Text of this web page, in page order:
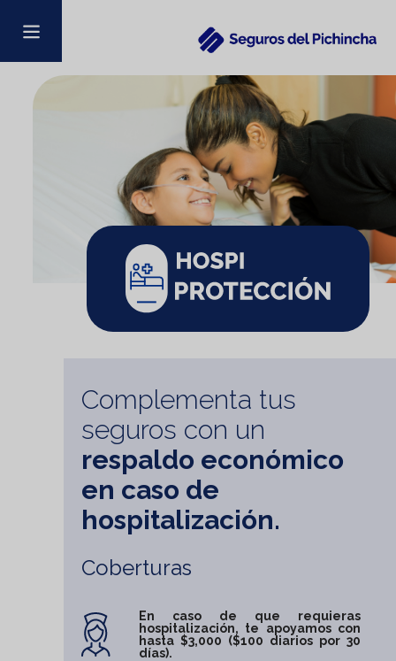
Complementa tus
seguros con un
respaldo económico
en caso de
hospitalización.
Coberturas
En caso de que requieras
hospitalización, te apoyamos con
hasta $3,000 ($100 diarios por 30
días).